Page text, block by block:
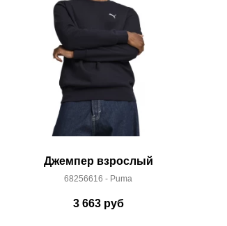
Джемпер взрослый
68256616 - Puma
3 663руб